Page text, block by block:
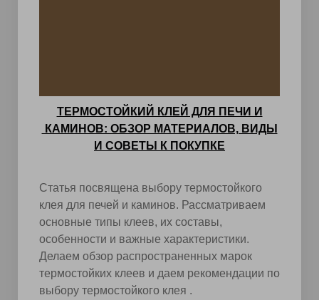
ТЕРМОСТОЙКИЙ КЛЕЙ ДЛЯ ПЕЧИ И
КАМИНОВ: ОБЗОР МАТЕРИАЛОВ, ВИДЫ
И СОВЕТЫ К ПОКУПКЕ
Статья посвящена выбору термостойкого
клея для печей и каминов. Рассматриваем
основные типы клеев, их составы,
особенности и важные характеристики.
Делаем обзор распространенных марок
термостойких клеев и даем рекомендации по
выбору термостойкого клея .